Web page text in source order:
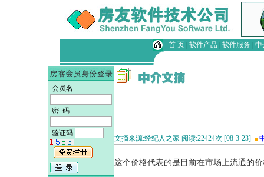
首 页 软件产品 软件服务 中
会员名
密 码
验证码
文摘来源:经纪人之家 阅读:22424次 [08-3-23]
这个价格代表的是目前在市场上流通的